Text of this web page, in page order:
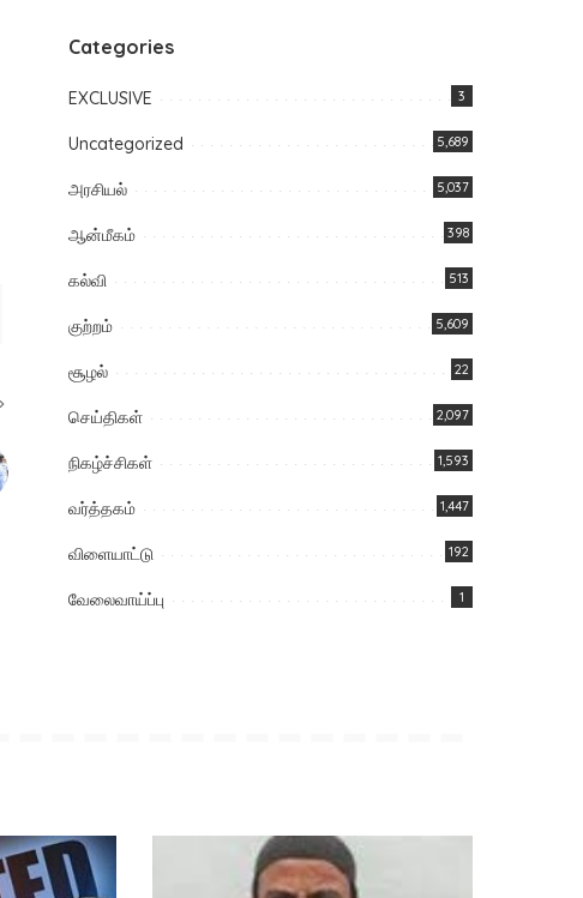
Categories
EXCLUSIVE 3
Uncategorized 5,689
அரசியல் 5,037
ஆன்மீகம் 398
கல்வி 513
குற்றம் 5,609
சூழல் 22
செய்திகள் 2,097
நிகழ்ச்சிகள் 1,593
வர்த்தகம் 1,447
விளையாட்டு 192
வேலைவாய்ப்பு 1